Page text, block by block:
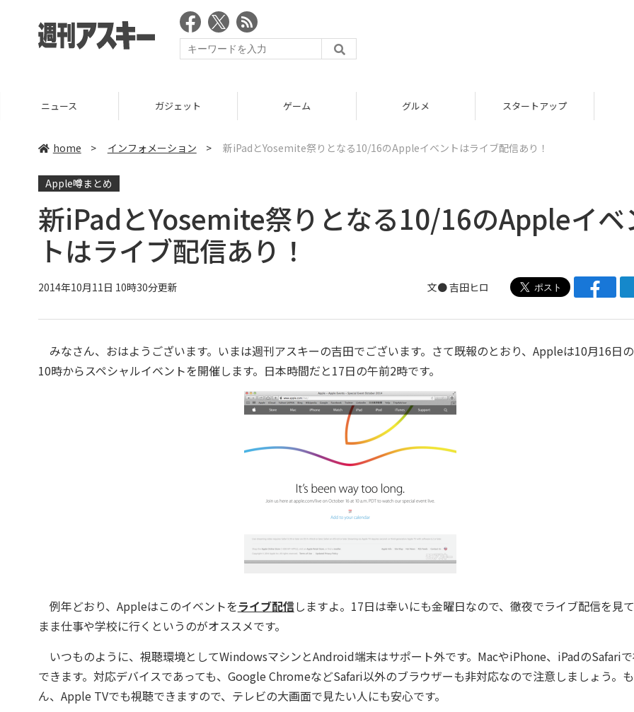
ニュース ガジェット ゲーム グルメ スタートアップ
home > インフォメーション > 新iPadとYosemite祭りとなる10/16のAppleイベントはライブ配信あり！
Apple噂まとめ
新iPadとYosemite祭りとなる10/16のAppleイベ
トはライブ配信あり！
2014年10月11日 10時30分更新 文●吉田ヒロ
みなさん、おはようございます。いまは週刊アスキーの吉田でございます。さて既報のとおり、Appleは10月16日
10時からスペシャルイベントを開催します。日本時間だと17日の午前2時です。
例年どおり、Appleはこのイベントをライブ配信しますよ。17日は幸いにも金曜日なので、徹夜でライブ配信を見
まま仕事や学校に行くというのがオススメです。
いつものように、視聴環境としてWindowsマシンとAndroid端末はサポート外です。MacやiPhone、iPadのSafari
できます。対応デバイスであっても、Google ChromeなどSafari以外のブラウザーも非対応なので注意しましょう。
ん、Apple TVでも視聴できますので、テレビの大画面で見たい人にも安心です。